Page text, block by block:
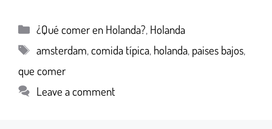
¿Qué comer en Holanda?, Holanda
amsterdam,comida típica, holanda, paises bajos,
que comer
Leave a comment